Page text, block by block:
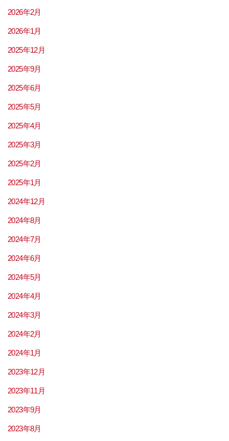
2026年2月
2026年1月
2025年12月
2025年9月
2025年6月
2025年5月
2025年4月
2025年3月
2025年2月
2025年1月
2024年12月
2024年8月
2024年7月
2024年6月
2024年5月
2024年4月
2024年3月
2024年2月
2024年1月
2023年12月
2023年11月
2023年9月
2023年8月